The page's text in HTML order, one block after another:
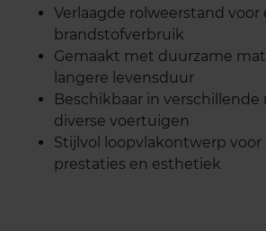
Verlaagde rolweerstand voor
brandstofverbruik
Gemaakt met duurzame
langere levensduur
Beschikbaar in
diverse voertuigen
Stijlvol loopvlakontwerp
prestaties en esthetiek